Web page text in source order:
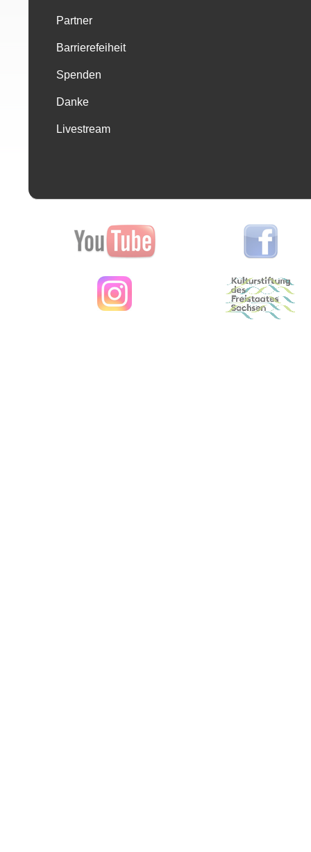
Partner
Barrierefeiheit
Spenden
Danke
Livestream